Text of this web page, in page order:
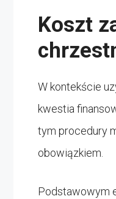
Koszt
W kontekście
kwestia
tym procedury
obowiązkiem.
Podstawowym